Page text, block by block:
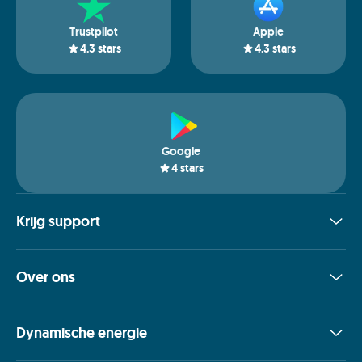
Trustpilot
4.3 stars
Apple
4.3 stars
Google
4stars
Krijg support
Over ons
Dynamische energie